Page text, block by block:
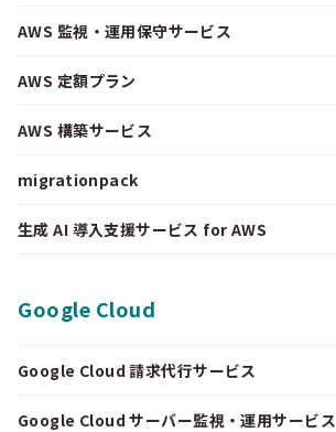
AWS 監視・運用保守サービス
AWS 定額プラン
AWS 構築サービス
migrationpack
生成 AI 導入支援サービス for AWS
Google Cloud
Google Cloud 請求代行サービス
Google Cloud サーバー監視・運用サービス